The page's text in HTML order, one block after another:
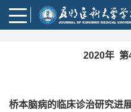
2020年 第
桥本脑病的临床诊治研究进